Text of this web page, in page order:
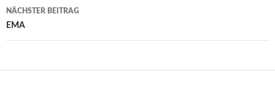
NÄCHSTER BEITRAG
EMA